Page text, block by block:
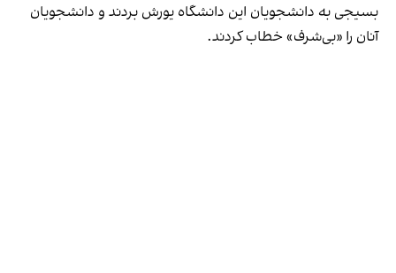
بسیجی به دانشجویان این دانشگاه یورش بردند و دانشجویان
آنان را «بی‌شرف» خطاب کردند.